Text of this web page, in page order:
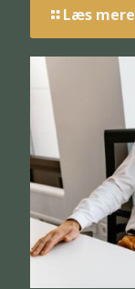
Læs mere